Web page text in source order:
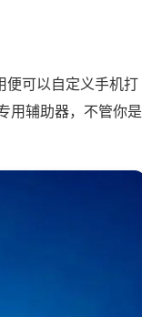
便可以自定义手机打
用辅助器，不管你是